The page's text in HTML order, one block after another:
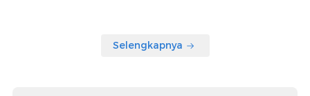
Selengkapnya